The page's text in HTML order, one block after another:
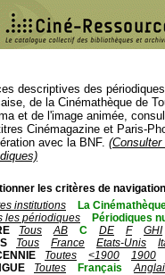
descriptives des
de la Cinémathèque de
et de l'image animée,
Cinémagazine et Paris-
avec la BNF.
les critères de
institutions
La
les périodiques
Périodiques
Tous AB C DE F
GHI
Tous France Etats-Unis
Toutes <1900
1900
Toutes Français